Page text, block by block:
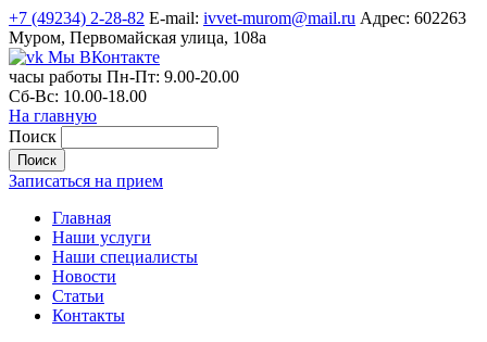
+7 (49234) 2-28-82 E-mail: ivvet-murom@mail.ru Адрес: 602263
Муром, Первомайская улица, 108а
Мы ВКонтакте
часы работы Пн-Пт: 9.00-20.00
Сб-Вс: 10.00-18.00
На главную
Поиск
Записаться на прием
Главная
Наши услуги
Наши специалисты
Новости
Статьи
Контакты